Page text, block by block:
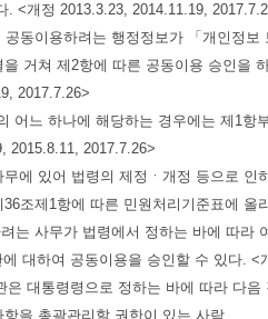
. <개정 2013.3.23, 2014.11.19,
동이용하려는 행정정보가 「개인정
거쳐 제2항에 따른 공동이용 승인을
2017.7.26>
느 하나에 해당하는 경우에는 제1항
2015.8.11, 2017.7.26>
에 있어 법령의 제정ㆍ개정 등으로
조제1항에 따른 민원처리기준표에
사무가 법령에서 정하는 바에 따라
대하여 공동이용을 승인할 수 있다. <
대통령령으로 정하는 바에 따라 다
을 총괄관리할 권한이 있는 사람